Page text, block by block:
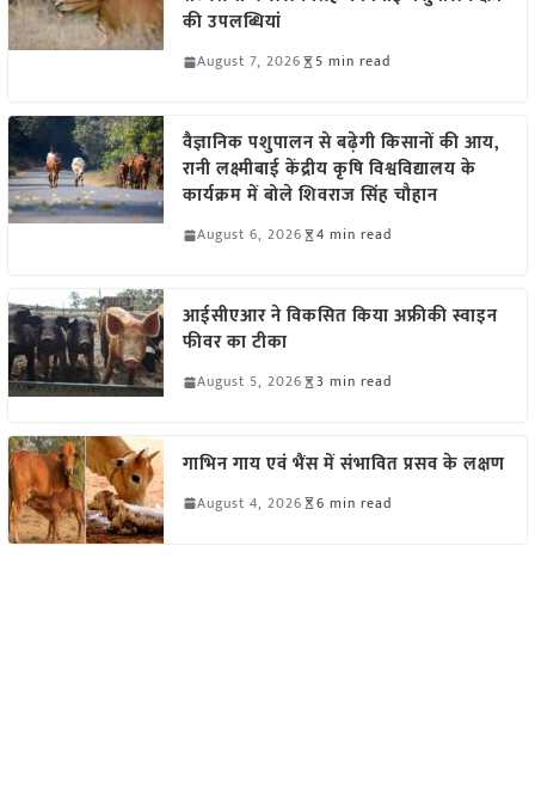
की उपलब्धियां
August 7, 2026 5 min read
वैज्ञानिक पशुपालन से बढ़ेगी किसानों की आय,
रानी लक्ष्मीबाई केंद्रीय कृषि विश्वविद्यालय के
कार्यक्रम में बोले शिवराज सिंह चौहान
August 6, 2026 4 min read
आईसीएआर ने विकसित किया अफ्रीकी स्वाइन
फीवर का टीका
August 5, 2026 3 min read
गाभिन गाय एवं भैंस में संभावित प्रसव के लक्षण
August 4, 2026 6 min read